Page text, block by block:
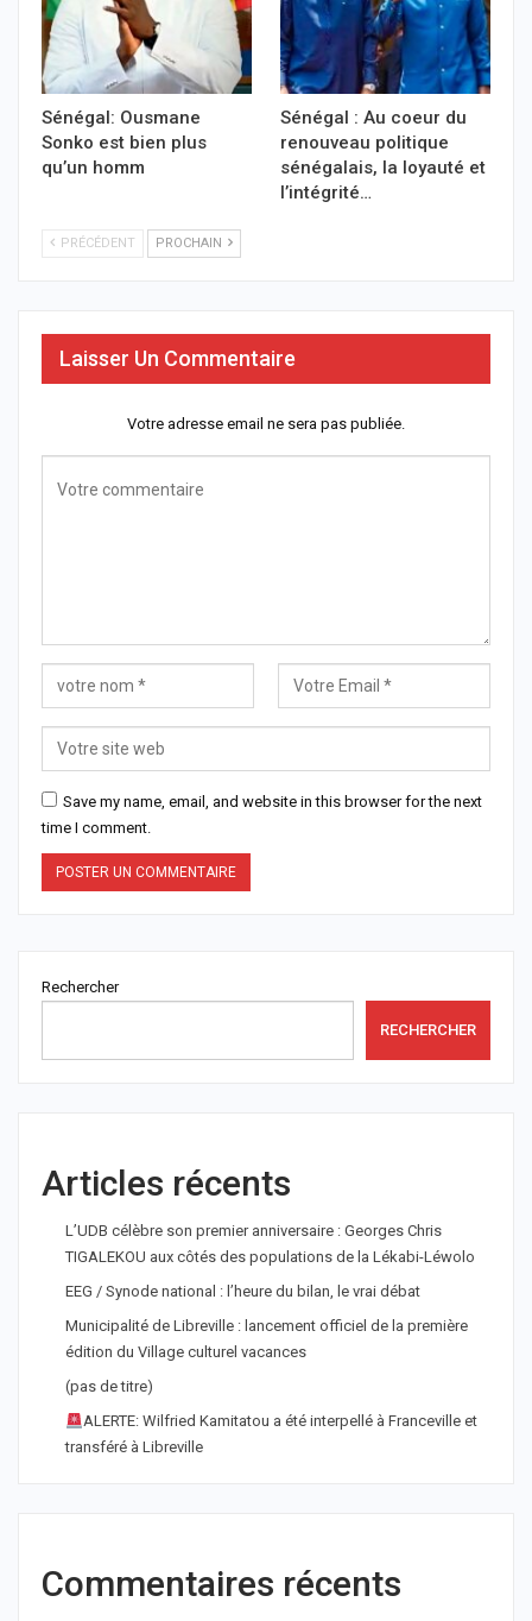
Sénégal: Ousmane
Sonko est bien plus
qu’un homm
Sénégal : Au coeur du
renouveau politique
sénégalais, la loyauté et
l’intégrité…
PRÉCÉDENT PROCHAIN
Laisser Un Commentaire
Votre adresse email ne sera pas publiée.
Save my name, email, and website in this browser for the next
time I comment.
Rechercher
RECHERCHER
Articles récents
L’UDB célèbre son premier anniversaire : Georges Chris
TIGALEKOU aux côtés des populations de la Lékabi-Léwolo
EEG / Synode national : l’heure du bilan, le vrai débat
Municipalité de Libreville : lancement officiel de la première
édition du Village culturel vacances
(pas de titre)
ALERTE: Wilfried Kamitatou a été interpellé à Franceville et
transféré à Libreville
Commentaires récents